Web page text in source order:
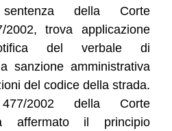
della Corte
2002, trova applicazione
del verbale di
sanzione amministrativa
del codice della strada.
2002 della Corte
affermato il principio